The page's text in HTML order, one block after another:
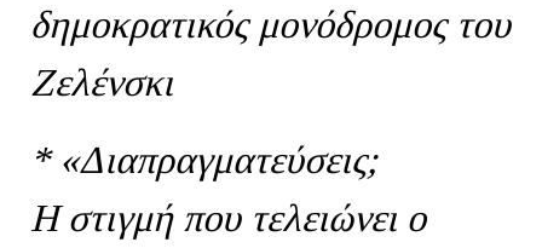
δημοκρατικός μονόδρομος του
Ζελένσκι
* «Διαπραγματεύσεις;
Η στιγμή που τελειώνει ο